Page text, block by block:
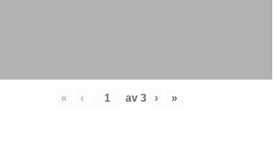
« ‹ av 3 › »